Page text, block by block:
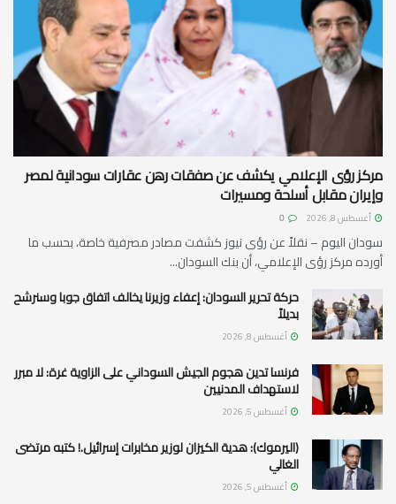
مركز رؤى الإعلامي يكشف عن صفقات رهن عقارات سودانية لمصر
وإيران مقابل أسلحة ومسيرات
أغسطس 8, 2026
سودان اليوم – نقلاً عن رؤى نيوز كشفت مصادر مصرفية خاصة، بحسب ما
أورده مركز رؤى الإعلامي، أن بنك السودان...
حركة تحرير السودان: إعفاء وزيرنا يخالف اتفاق جوبا وسنرشح
بديلاً
أغسطس 8, 2026
فرنسا تدين هجوم الجيش السوداني على الزاوية غرة: لا مبرر
لاستهداف المدنيين
أغسطس 5, 2026
(اليرموك): هدية الكيزان لوزير مخابرات إسرائيل.! كتبه مرتضى
الغالي
أغسطس 5, 2026